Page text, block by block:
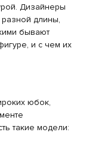
Дизайнеры
разной длины,
бывают
и с чем их
юбок,
такие модели: